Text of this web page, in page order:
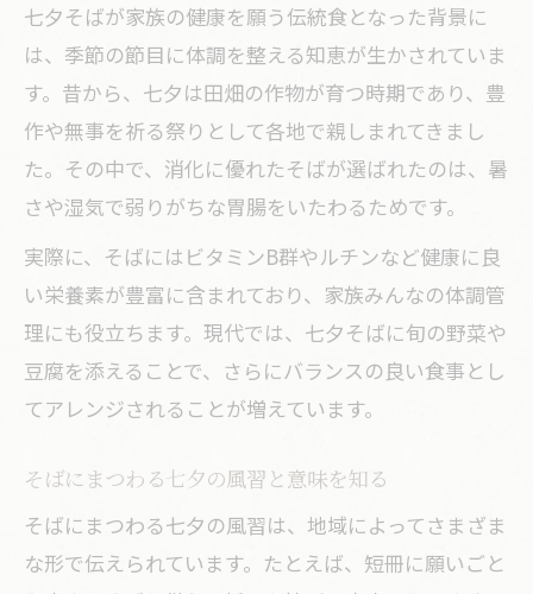
七夕そばが家族の健康を願う伝統食となった背景に
は、季節の節目に体調を整える知恵が生かされていま
す。昔から、七夕は田畑の作物が育つ時期であり、豊
作や無事を祈る祭りとして各地で親しまれてきまし
た。その中で、消化に優れたそばが選ばれたのは、暑
さや湿気で弱りがちな胃腸をいたわるためです。
実際に、そばにはビタミンB群やルチンなど健康に良
い栄養素が豊富に含まれており、家族みんなの体調管
理にも役立ちます。現代では、七夕そばに旬の野菜や
豆腐を添えることで、さらにバランスの良い食事とし
てアレンジされることが増えています。
そばにまつわる七夕の風習と意味を知る
そばにまつわる七夕の風習は、地域によってさまざま
な形で伝えられています。たとえば、短冊に願いごと